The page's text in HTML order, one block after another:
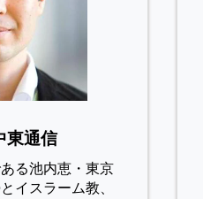
東通信
る池内恵・東京
イスラーム教、